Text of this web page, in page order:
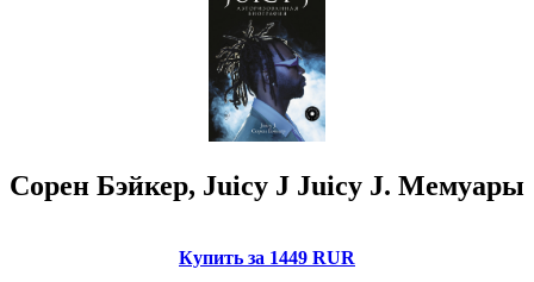
Сорен Бэйкер, Juicy J Juicy J. Мемуары
Купить за 1449 RUR